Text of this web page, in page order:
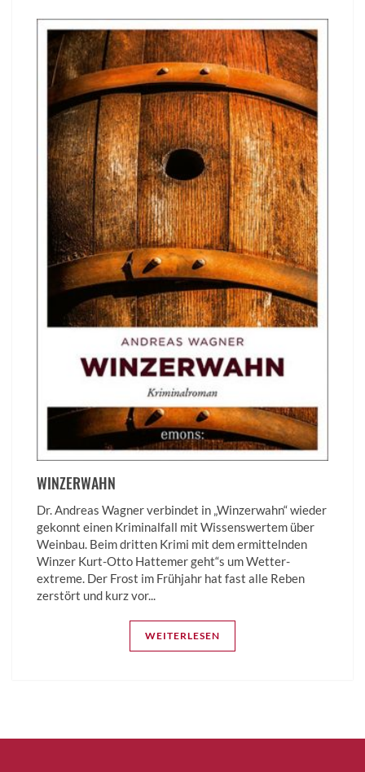
WINZERWAHN
Dr. Andreas Wagner verbindet in „Winzerwahn“ wieder
gekonnt einen Kriminalfall mit Wissenswertem über
Weinbau. Beim dritten Krimi mit dem ermittelnden
Winzer Kurt-Otto Hattemer geht“s um Wetter­
extreme. Der Frost im Frühjahr hat fast alle Reben
zerstört und kurz vor...
WEITERLESEN